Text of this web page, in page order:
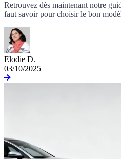
Retrouvez dès maintenant notre
faut savoir pour choisir le bon
Elodie D.
03/10/2025